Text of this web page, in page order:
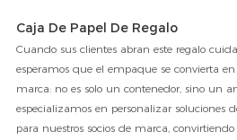
Caja De Papel De Regalo
Cuando sus clientes abran este regalo
esperamos que el empaque se convierta
marca: no es solo un contenedor, sino un
especializamos en personalizar soluciones
para nuestros socios de marca,